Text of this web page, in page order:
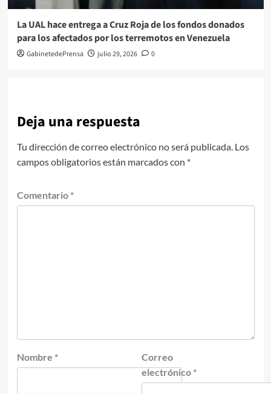
La UAL hace entrega a Cruz Roja de los fondos donados
para los afectados por los terremotos en Venezuela
GabinetedePrensa julio 29, 2026 0
Deja una respuesta
Tu dirección de correo electrónico no será publicada. Los
campos obligatorios están marcados con *
Comentario *
Nombre *
Correo
electrónico *